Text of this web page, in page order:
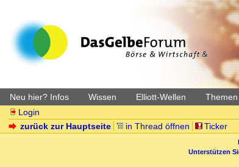
Neu hier? Infos Wissen Elliott-Wellen Themen
Login
zurück zur Hauptseite
in Thread öffnen Ticker
Unterstützen